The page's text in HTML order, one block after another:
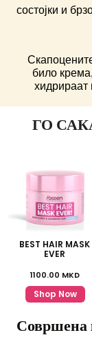
состојки и
било
хидрираат
ГО
BEST HAIR MASK
EVER
1100.00 MKD
Shop Now
Совршена